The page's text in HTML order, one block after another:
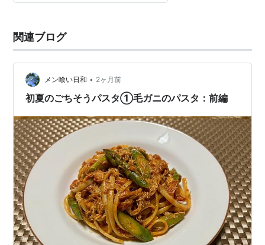
関連ブログ
メン喰い日和 • 2ヶ月前
初夏のごちそうパスタ①毛ガニのパスタ：前編